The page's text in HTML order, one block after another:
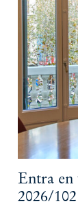
Entra
2026/